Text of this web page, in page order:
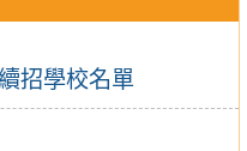
招學校名單